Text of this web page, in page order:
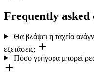
Frequently asked
Θα βλάψει η ταχεία
εξετάσεις;
Πόσο γρήγορα μπορεί